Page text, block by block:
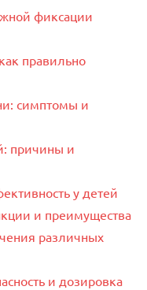
фиксации
правильно
симптомы и
причины и
у детей
и преимущества
различных
и дозировка